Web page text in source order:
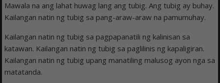
Mawala na ang lahat huwag lang ang tubig. Ang tubig ay buhay.
Kailangan natin ng tubig sa pang-araw-araw na pamumuhay.
Kailangan natin ng tubig sa pagpapanatili ng kalinisan sa
katawan. Kailangan natin ng tubig sa paglilinis ng kapaligiran.
Kailangan natin ng tubig upang manatiling malusog ayon nga sa
matatanda.